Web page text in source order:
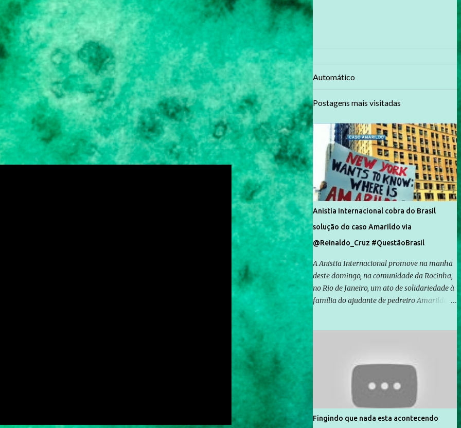
Automático
Postagens mais visitadas
Anistia Internacional cobra do Brasil
solução do caso Amarildo via
@Reinaldo_Cruz #QuestãoBrasil
A Anistia Internacional promove na manhã
deste domingo, na comunidade da Rocinha,
no Rio de Janeiro, um ato de solidariedade à
família do ajudante de pedreiro Amarildo de
Rocinha. A assessora de Direitos Humanos
da Anistia Internacional, Renata Neder, disse
à Agência Brasil que ações e atividades de
mobilização são feitas normalmente pela
organização não governamental. As ações
de solidariedade são promovidas em apoio
Fingindo que nada esta acontecendo